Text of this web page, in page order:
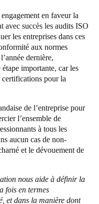
en faveur la
avec succès les audits ISO
les entreprises dans ces
aux normes
dernière,
importante, car les
pour la
de l’entreprise pour
l’ensemble de
à tous les
aucun cas de non-
et le dévouement de
nous aide à définir la
fois en termes
et dans la manière dont